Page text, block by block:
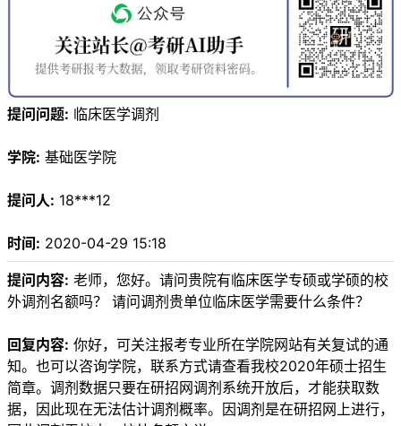
提问问题: 临床医学调剂
学院: 基础医学院
提问人: 18***12
时间: 2020-04-29 15:18
提问内容: 老师，您好。请问贵院有临床医学专硕或学硕的校
外调剂名额吗？ 请问调剂贵单位临床医学需要什么条件？
回复内容: 你好，可关注报考专业所在学院网站有关复试的通
知。也可以咨询学院，联系方式请查看我校2020年硕士招生
简章。调剂数据只要在研招网调剂系统开放后，才能获取数
据，因此现在无法估计调剂概率。因调剂是在研招网上进行，